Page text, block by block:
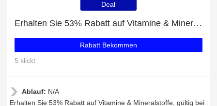
Deal
Erhalten Sie 53% Rabatt auf Vitamine & Mineralstoffe
Rabatt Bekommen
5 klickt
Ablauf: N/A
Erhalten Sie 53% Rabatt auf Vitamine & Mineralstoffe, gültig bei